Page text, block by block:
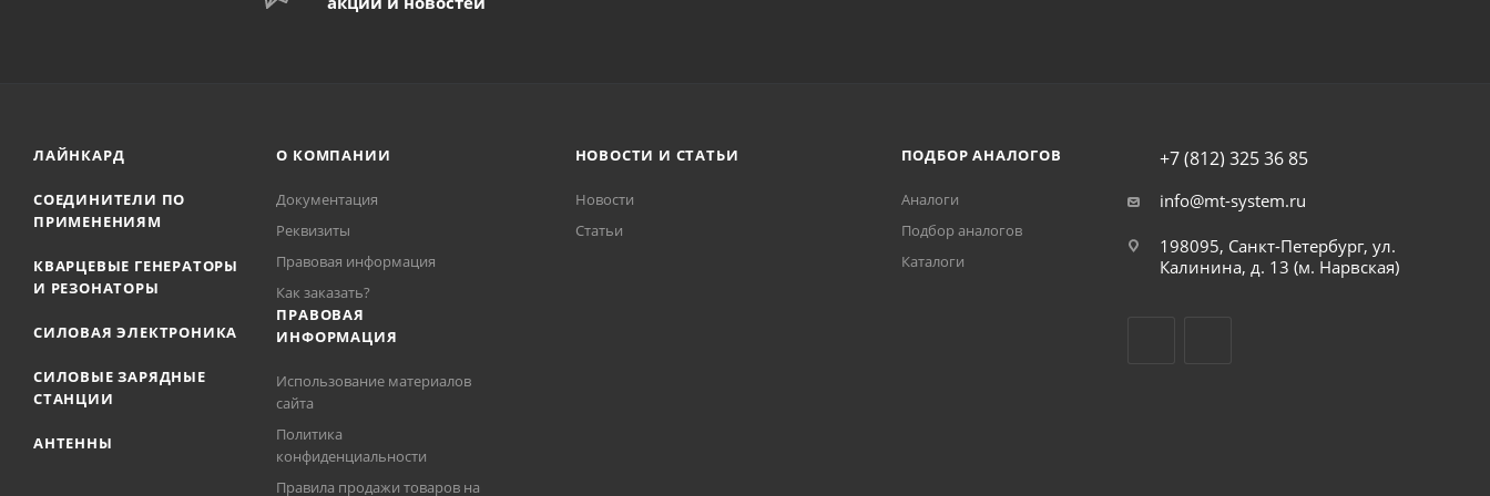
ЛАЙНКАРД
СОЕДИНИТЕЛИ ПО
ПРИМЕНЕНИЯМ
КВАРЦЕВЫЕ ГЕНЕРАТОРЫ
И РЕЗОНАТОРЫ
СИЛОВАЯ ЭЛЕКТРОНИКА
СИЛОВЫЕ ЗАРЯДНЫЕ
СТАНЦИИ
АНТЕННЫ
О КОМПАНИИ
Документация
Реквизиты
Правовая информация
Как заказать?
ПРАВОВАЯ
ИНФОРМАЦИЯ
Использование материалов
сайта
Политика
конфиденциальности
Правила продажи товаров на
НОВОСТИ И СТАТЬИ
Новости
Статьи
ПОДБОР АНАЛОГОВ
Аналоги
Подбор аналогов
Каталоги
+7 (812) 325 36 85
info@mt-system.ru
198095, Санкт-Петербург, ул.
Калинина, д. 13 (м. Нарвская)